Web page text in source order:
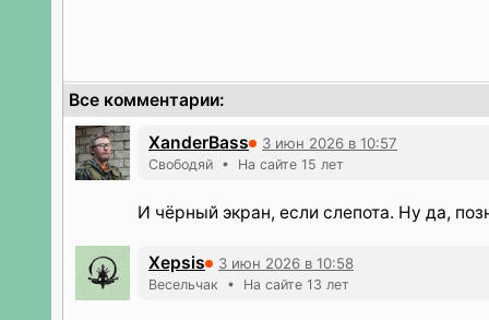
Все комментарии:
XanderBass 3 июн 2026 в 10:57
Свободяй • На сайте 15 лет
И чёрный экран, если слепота. Ну да,
Xepsis 3 июн 2026 в 10:58
Весельчак • На сайте 13 лет